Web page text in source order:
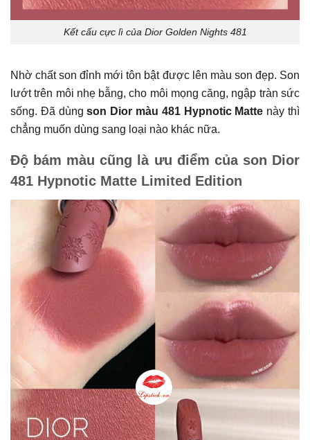
Kết cấu cực lì của Dior Golden Nights 481
Nhờ chất son đỉnh mới tôn bật được lên màu son đẹp. Son
lướt trên môi nhẹ bẫng, cho môi mọng căng, ngập tràn sức
sống. Đã dùngson Dior màu 481 Hypnotic Matte này thì
chẳng muốn dùng sang loại nào khác nữa.
Độ bám màu cũng là ưu điểm của son Dior
481 Hypnotic Matte Limited Edition